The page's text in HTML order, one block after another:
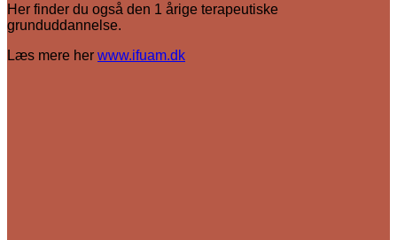
Her finder du også den 1 årige terapeutiske
grunduddannelse.
Læs mere her www.ifuam.dk